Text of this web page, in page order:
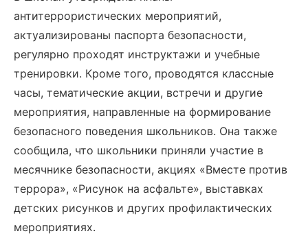
антитеррористических мероприятий,
актуализированы паспорта безопасности,
регулярно проходят инструктажи и учебные
тренировки. Кроме того, проводятся классные
часы, тематические акции, встречи и другие
мероприятия, направленные на формирование
безопасного поведения школьников. Она также
сообщила, что школьники приняли участие в
месячнике безопасности, акциях «Вместе против
террора», «Рисунок на асфальте», выставках
детских рисунков и других профилактических
мероприятиях.